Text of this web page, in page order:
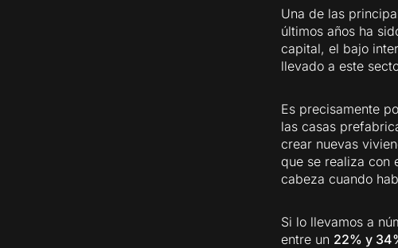
Una de las
últimos años ha
capital, el bajo
llevado a este
Es precisamente
las casas
crear nuevas
que se realiza con
cabeza cuando
Si lo llevamos a
entre un 22% y